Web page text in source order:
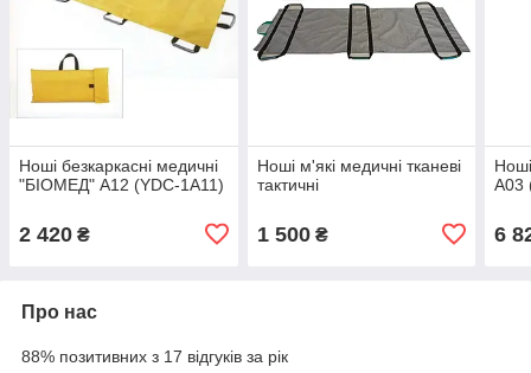
Ноші безкаркасні медичні
"БІОМЕД" А12 (YDC-1A11)
2 420 ₴
Ноші м'які медичні тканеві
тактичні
1 500₴
А03
6
Про нас
88% позитивних з 17 відгуків за рік